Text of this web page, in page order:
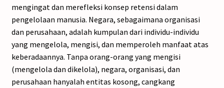
mengingat dan merefleksi konsep retensi dalam
pengelolaan manusia. Negara, sebagaimana organisasi
dan perusahaan, adalah kumpulan dari individu-individu
yang mengelola, mengisi, dan memperoleh manfaat atas
keberadaannya. Tanpa orang-orang yang mengisi
(mengelola dan dikelola), negara, organisasi, dan
perusahaan hanyalah entitas kosong, cangkang